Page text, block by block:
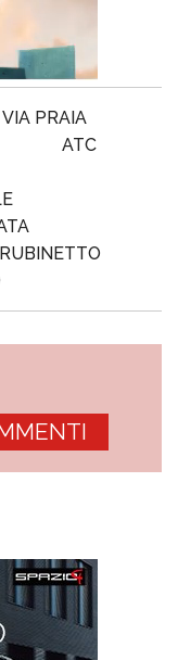
VIA PRAIA
ATC
RUBINETTO